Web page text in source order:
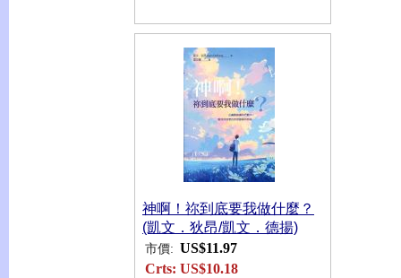
神啊！祢到底要我做什麼？
(凱文．狄昂/凱文．德揚)
市價: US$11.97
Crts: US$10.18